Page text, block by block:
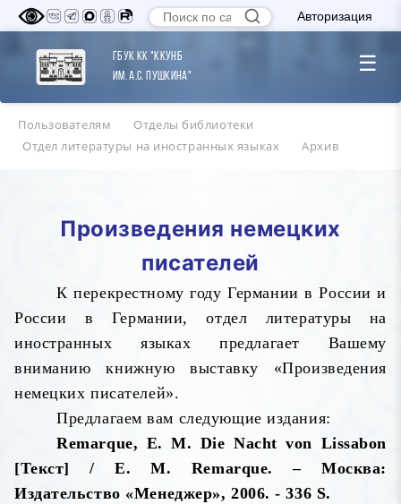
Авторизация
ГБУК КК "ККУНБ
им. А.С. Пушкина"
☰
Пользователям
Отделы библиотеки
Отдел литературы на иностранных языках
Архив
Произведения немецких
писателей
К перекрестному году Германии в России и
России в Германии, отдел литературы на
иностранных языках предлагает Вашему
вниманию книжную выставку «Произведения
немецких писателей».
Предлагаем вам следующие издания:
Remarque, E. M. Die Nacht von Lissabon
[Текст] / E. M. Remarque. – Москва:
Издательство «Менеджер», 2006. - 336 S.